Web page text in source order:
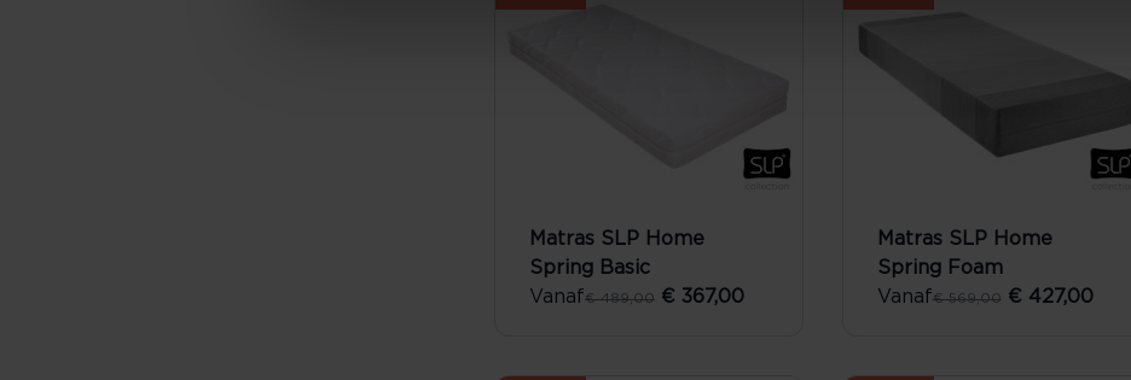
Matras SLP Home
Spring Basic
Vanaf€ 489,00 € 367,00
Matras SLP Home
Spring Foam
Vanaf€ 569,00 € 427,00